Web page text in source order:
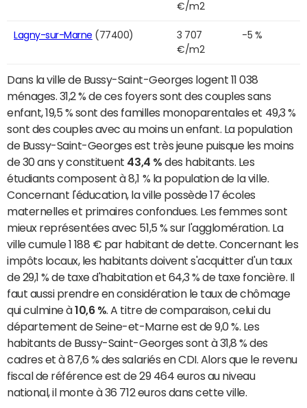
€/m2
Lagny-sur-Marne (77400)
3 707
€/m2
-5 %
Dans la ville de Bussy-Saint-Georges logent 11 038
ménages. 31,2 % de ces foyers sont des couples sans
enfant, 19,5 % sont des familles monoparentales et 49,3 %
sont des couples avec au moins un enfant. La population
de Bussy-Saint-Georges est très jeune puisque les moins
de 30 ans y constituent 43,4 % des habitants. Les
étudiants composent à 8,1 % la population de la ville.
Concernant l'éducation, la ville possède 17 écoles
maternelles et primaires confondues. Les femmes sont
mieux représentées avec 51,5 % sur l'agglomération. La
ville cumule 1 188 € par habitant de dette. Concernant les
impôts locaux, les habitants doivent s'acquitter d'un taux
de 29,1 % de taxe d'habitation et 64,3 % de taxe foncière. Il
faut aussi prendre en considération le taux de chômage
qui culmine à10,6 % . A titre de comparaison, celui du
département de Seine-et-Marne est de 9,0 %. Les
habitants de Bussy-Saint-Georges sont à 31,8 % des
cadres et à 87,6 % des salariés en CDI. Alors que le revenu
fiscal de référence est de 29 464 euros au niveau
national, il monte à 36 712 euros dans cette ville.